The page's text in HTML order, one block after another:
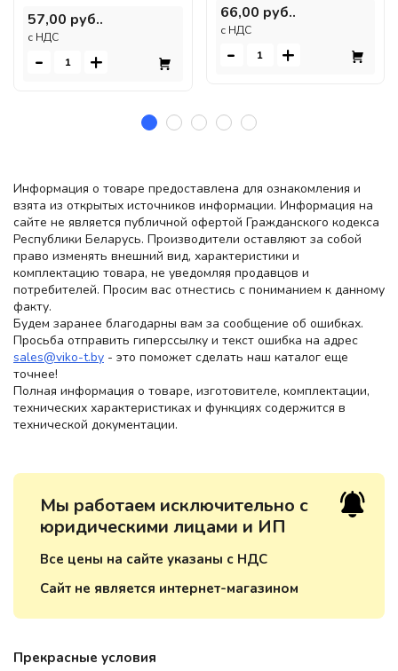
57,00 руб..
c НДС
- +
66,00 руб..
c НДС
- +
Информация о товаре предоставлена для ознакомления и
взята из открытых источников информации. Информация на
сайте не является публичной офертой Гражданского кодекса
Республики Беларусь. Производители оставляют за собой
право изменять внешний вид, характеристики и
комплектацию товара, не уведомляя продавцов и
потребителей. Просим вас отнестись с пониманием к данному
факту.
Будем заранее благодарны вам за сообщение об ошибках.
Просьба отправить гиперссылку и текст ошибка на адрес
sales@viko-t.by - это поможет сделать наш каталог еще
точнее!
Полная информация о товаре, изготовителе, комплектации,
технических характеристиках и функциях содержится в
технической документации.
Мы работаем исключительно с
юридическими лицами и ИП
Все цены на сайте указаны с НДС
Сайт не является интернет-магазином
Прекрасные условия